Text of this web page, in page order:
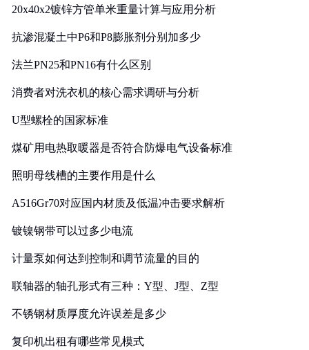
20x40x2镀锌方管单米重量计算与应用分析
抗渗混凝土中P6和P8膨胀剂分别加多少
法兰PN25和PN16有什么区别
消费者对洗衣机的核心需求调研与分析
U型螺栓的国家标准
煤矿用电热取暖器是否符合防爆电气设备标准
照明母线槽的主要作用是什么
A516Gr70对应国内材质及低温冲击要求解析
镀镍钢带可以过多少电流
计量泵如何达到控制和调节流量的目的
联轴器的轴孔形式有三种：Y型、J型、Z型
不锈钢材质厚度允许误差是多少
复印机出租有哪些常见模式